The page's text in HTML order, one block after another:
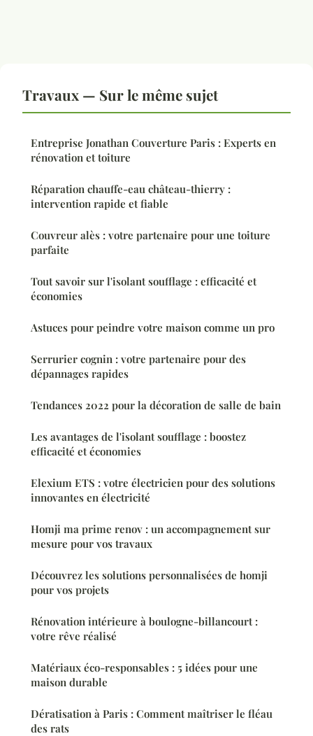
Travaux — Sur le même sujet
Entreprise Jonathan Couverture Paris : Experts en
rénovation et toiture
Réparation chauffe-eau château-thierry :
intervention rapide et fiable
Couvreur alès : votre partenaire pour une toiture
parfaite
Tout savoir sur l'isolant soufflage : efficacité et
économies
Astuces pour peindre votre maison comme un pro
Serrurier cognin : votre partenaire pour des
dépannages rapides
Tendances 2022 pour la décoration de salle de bain
Les avantages de l'isolant soufflage : boostez
efficacité et économies
Elexium ETS : votre électricien pour des solutions
innovantes en électricité
Homji ma prime renov : un accompagnement sur
mesure pour vos travaux
Découvrez les solutions personnalisées de homji
pour vos projets
Rénovation intérieure à boulogne-billancourt :
votre rêve réalisé
Matériaux éco-responsables : 5 idées pour une
maison durable
Dératisation à Paris : Comment maîtriser le fléau
des rats